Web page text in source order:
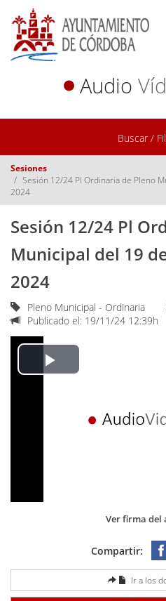
Audio
Buscar /
Sesiones
Sesión 12/24 Pl Ordinaria de Pleno
2024
Sesión 12/24 Pl
Municipal del 19
2024
Pleno Municipal - Ordinaria
Publicado el: 19/11/24 12:39h
Play
Ver firma del
Compartir:
Ir a los